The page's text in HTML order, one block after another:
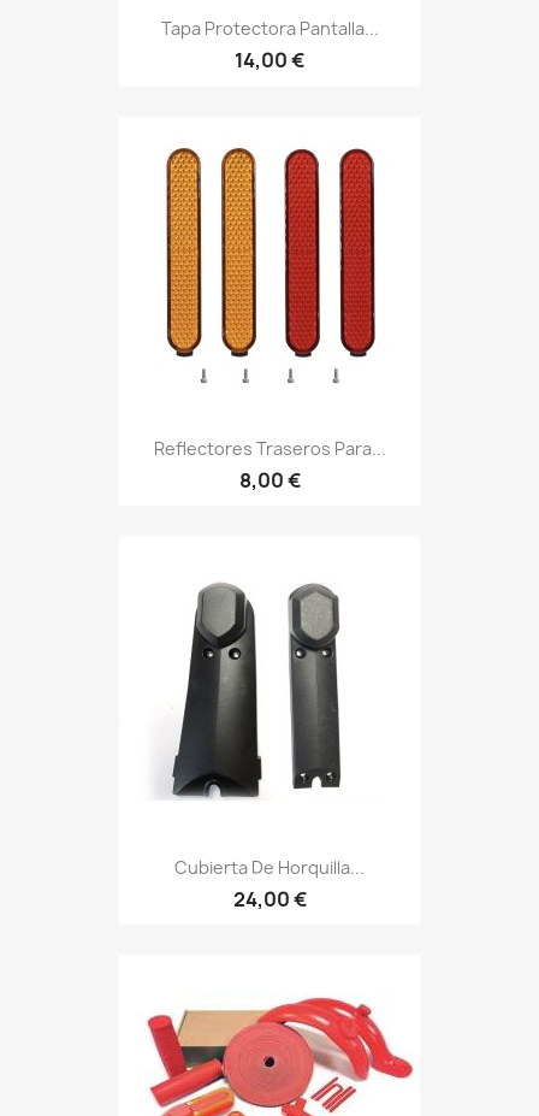
Tapa Protectora Pantalla...
14,00 €
Reflectores Traseros Para...
8,00 €
Cubierta De Horquilla...
24,00 €